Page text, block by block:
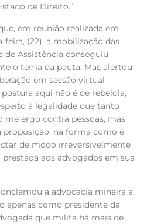
de Direito.”
em reunião realizada em
feira, (22), a mobilização das
de Assistência conseguiu
o tema da pauta. Mas alertou
em sessão virtual
aqui não é de rebeldia,
à legalidade que tanto
me ergo contra pessoas, mas
na forma como é
de modo irreversivelmente
aos advogados em sua
a advocacia mineira a
apenas como presidente da
que milita há mais de